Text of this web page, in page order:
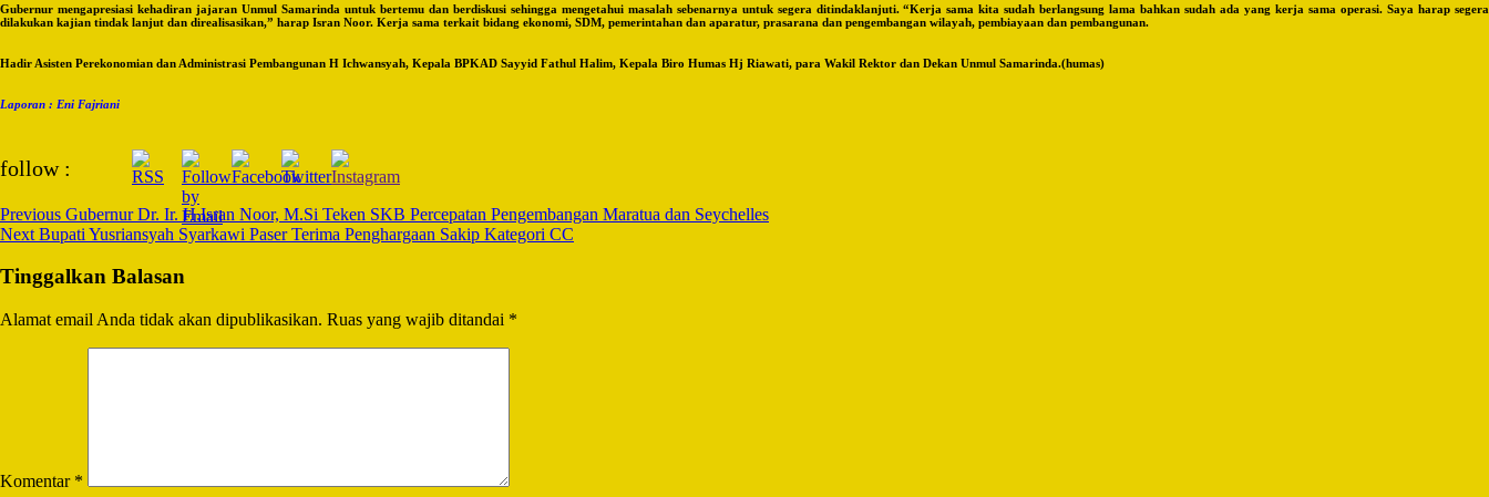
Gubernur mengapresiasi kehadiran jajaran Unmul Samarinda untuk bertemu dan berdiskusi sehingga mengetahui masalah sebenarnya untuk segera ditindaklanjuti. “Kerja sama kita sudah berlangsung lama bahkan sudah ada yang kerja sama operasi. Saya harap segera
dilakukan kajian tindak lanjut dan direalisasikan,” harap Isran Noor. Kerja sama terkait bidang ekonomi, SDM, pemerintahan dan aparatur, prasarana dan pengembangan wilayah, pembiayaan dan pembangunan.
Hadir Asisten Perekonomian dan Administrasi Pembangunan H Ichwansyah, Kepala BPKAD Sayyid Fathul Halim, Kepala Biro Humas Hj Riawati, para Wakil Rektor dan Dekan Unmul Samarinda.(humas)
Laporan : Eni Fajriani
follow :
Navigation
Previous Gubernur Dr. Ir. H.Isran Noor, M.Si Teken SKB Percepatan Pengembangan Maratua dan Seychelles
Next Bupati Yusriansyah Syarkawi Paser Terima Penghargaan Sakip Kategori CC
Tinggalkan Balasan
Alamat email Anda tidak akan dipublikasikan. Ruas yang wajib ditandai *
Komentar *